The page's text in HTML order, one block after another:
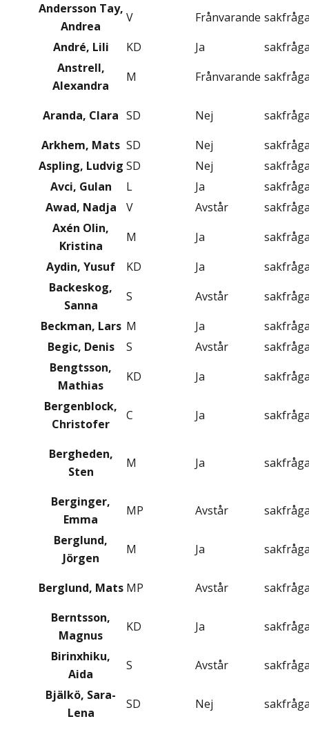
Andersson Tay,
Andrea
V Frånvarande
André, Lili
KD Ja
Anstrell,
Alexandra
M Frånvarande
Aranda, Clara SD Nej
Arkhem, Mats SD Nej
Aspling, Ludvig SD Nej
Avci, Gulan
L Ja
Awad, Nadja
V Avstår
Axén Olin,
Kristina
M Ja
Aydin, Yusuf
KD Ja
Backeskog,
Sanna
S Avstår
Beckman, Lars M Ja
Begic, Denis
S Avstår
Bengtsson,
Mathias
KD Ja
Bergenblock,
Christofer
C Ja
Bergheden,
Sten
M Ja
Berginger,
Emma
MP Avstår
Berglund,
Jörgen
M Ja
Berglund, Mats MP Avstår
Berntsson,
Magnus
KD Ja
Birinxhiku,
Aida
S Avstår
Bjälkö, Sara-
Lena
SD Nej